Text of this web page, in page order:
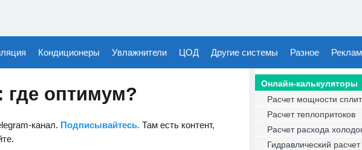
Кондиционеры Увлажнители ЦОД Другие системы Разное
оптимум?
канал. Подписывайтесь. Там есть контент,
Онлайн-калькуляторы
Расчет мощности
Расчет теплопритоков
Расчет расхода
Гидравлический расчет